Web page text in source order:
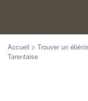
Accueil > Trouver un
Tarentaise